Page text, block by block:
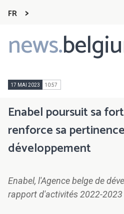
FR
news.
Main
navigation
17 MAI 2023 10:57
Enabel poursuit sa
renforce sa
développement
Enabel, l'Agence belge de
rapport d'activités 2022-2023